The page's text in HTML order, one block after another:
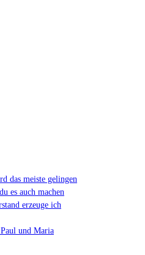
das meiste gelingen
es auch machen
erzeuge ich
und Maria